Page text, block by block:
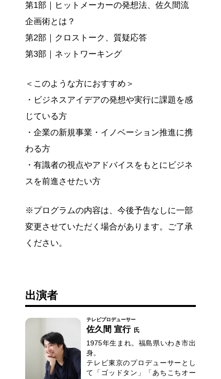
第1部｜ヒットメーカーの発想法、佐久間流
企画術とは？
第2部｜クロストーク、質疑応答
第3部｜ネットワーキング
＜このような方におすすめ＞
・ビジネスアイデアの発想や実行に課題を感
じている方
・企業の新規事業・イノベーション推進に携
わる方
・有識者の視点やアドバイスをもとにビジネ
スを前進させたい方
※プログラムの内容は、今後予告なしに一部
変更させていただく場合があります。ご了承
ください。
出演者
テレビプロデューサー
佐久間 宣行 氏
1975年生まれ。福島県いわき市出
身。
テレビ東京のプロデューサーとし
て「ゴッドタン」「あちこちオー